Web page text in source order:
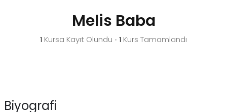
Melis Baba
1 Kursa Kayıt Olundu • 1 Kurs Tamamlandı
Biyografi